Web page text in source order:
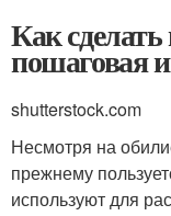
Как
пошаговая
shutterstock.com
Несмотря на
прежнему
используют для